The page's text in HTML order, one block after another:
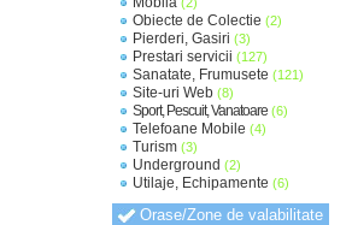
Obiecte de Colectie (2)
Pierderi, Gasiri (3)
Prestari servicii (127)
Sanatate, Frumusete (121)
Site-uri Web (8)
Sport, Pescuit, Vanatoare (6)
Telefoane Mobile (4)
Turism (3)
Underground (2)
Utilaje, Echipamente (6)
Orase/Zone de valabilitate